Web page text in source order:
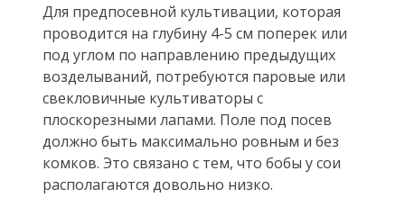
Для предпосевной культивации, которая
проводится на глубину 4-5 см поперек или
под углом по направлению предыдущих
возделываний, потребуются паровые или
свекловичные культиваторы с
плоскорезными лапами. Поле под посев
должно быть максимально ровным и без
комков. Это связано с тем, что бобы у сои
располагаются довольно низко.